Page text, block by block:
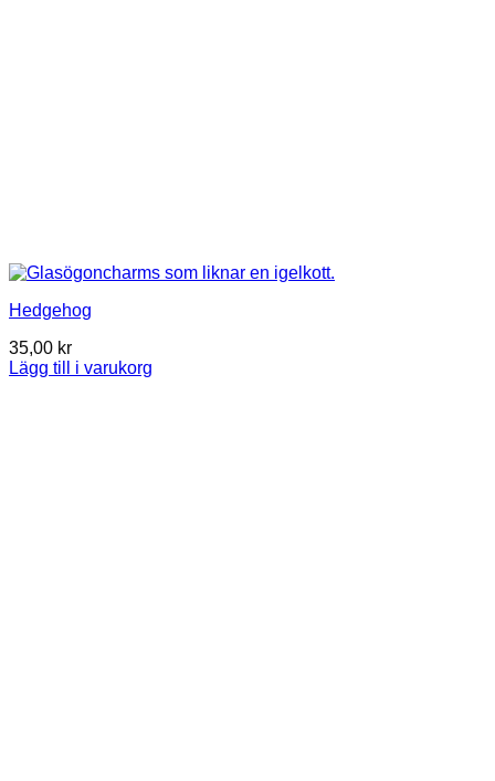
Hedgehog
35,00 kr
Lägg till i varukorg